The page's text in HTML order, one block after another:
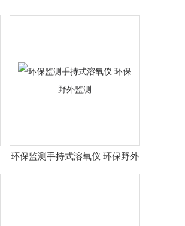
环保监测手持式溶氧仪 环保野外
监测